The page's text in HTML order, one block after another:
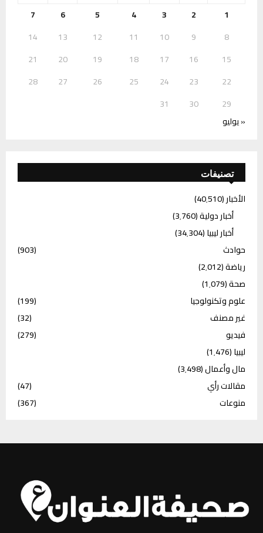
1
2
3
4
5
6
7
8
9
10
11
12
13
14
15
16
17
18
19
20
21
22
23
24
25
26
27
28
29
30
31
« يوليو
تصنيفات
الأخبار(40٬510)
أخبار دولية(3٬760)
أخبار ليبيا(34٬304)
حوادث
(903)
رياضة(2٬012)
صحة(1٬079)
علوم وتكنولوجيا
(199)
غير مصنف
(32)
فيديو
(279)
ليبيا(1٬476)
مال وأعمال(3٬498)
مقالات رأي
(47)
منوعات
(367)